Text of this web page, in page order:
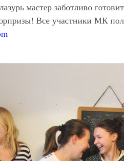
мастер заботливо
Все участники МК